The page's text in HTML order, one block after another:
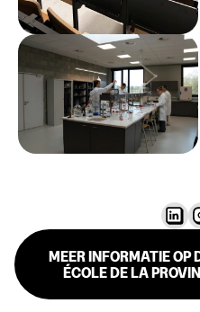
MEER INFORMATIE OP
ÉCOLE DE LA